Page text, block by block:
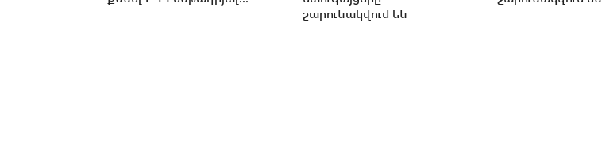
շարունակվում են